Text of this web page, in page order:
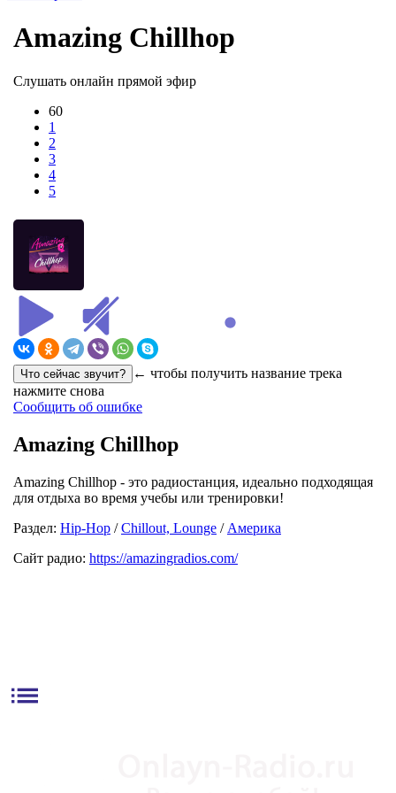
Amazing Chillhop
Слушать онлайн прямой эфир
60
1
2
3
4
5
← чтобы получить название трека
нажмите снова
Сообщить об ошибке
Amazing Chillhop
Amazing Chillhop - это радиостанция, идеально подходящая
для отдыха во время учебы или тренировки!
Раздел: Hip-Hop /Chillout, Lounge / Америка
Сайт радио: https://amazingradios.com/
list